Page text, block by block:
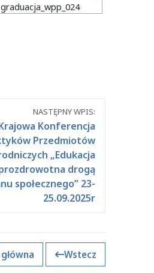
graduacja_wpp_024
NASTĘPNY WPIS:
Konferencja
Przedmiotów
„Edukacja
drogą
społecznego” 23-
25.09.2025r
Wstecz